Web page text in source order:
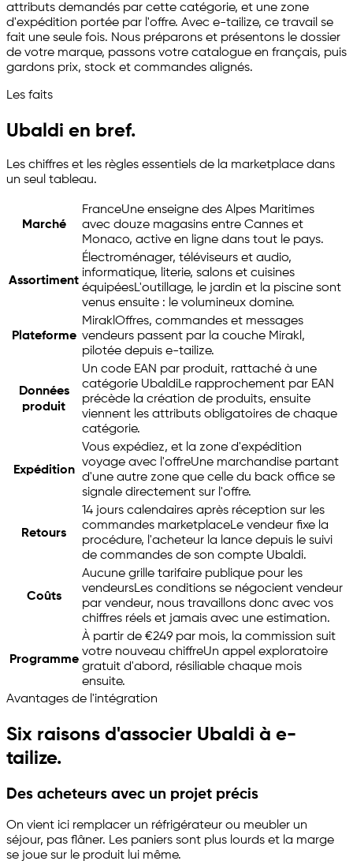
attributs demandés par cette catégorie, et une zone
d'expédition portée par l'offre. Avec e-tailize, ce travail se
fait une seule fois. Nous préparons et présentons le dossier
de votre marque, passons votre catalogue en français, puis
gardons prix, stock et commandes alignés.
Les faits
Ubaldi en bref.
Les chiffres et les règles essentiels de la marketplace dans
un seul tableau.
Marché
FranceUne enseigne des Alpes Maritimes
avec douze magasins entre Cannes et
Monaco, active en ligne dans tout le pays.
Assortiment
Électroménager, téléviseurs et audio,
informatique, literie, salons et cuisines
équipéesL'outillage, le jardin et la piscine sont
venus ensuite : le volumineux domine.
Plateforme
MiraklOffres, commandes et messages
vendeurs passent par la couche Mirakl,
pilotée depuis e-tailize.
Données
produit
Un code EAN par produit, rattaché à une
catégorie UbaldiLe rapprochement par EAN
précède la création de produits, ensuite
viennent les attributs obligatoires de chaque
catégorie.
Expédition
Vous expédiez, et la zone d'expédition
voyage avec l'offreUne marchandise partant
d'une autre zone que celle du back office se
signale directement sur l'offre.
Retours
14 jours calendaires après réception sur les
commandes marketplaceLe vendeur fixe la
procédure, l'acheteur la lance depuis le suivi
de commandes de son compte Ubaldi.
Coûts
Aucune grille tarifaire publique pour les
vendeursLes conditions se négocient vendeur
par vendeur, nous travaillons donc avec vos
chiffres réels et jamais avec une estimation.
Programme
À partir de €249 par mois, la commission suit
votre nouveau chiffreUn appel exploratoire
gratuit d'abord, résiliable chaque mois
ensuite.
Avantages de l'intégration
Six raisons d'associer Ubaldi à e-
tailize.
Des acheteurs avec un projet précis
On vient ici remplacer un réfrigérateur ou meubler un
séjour, pas flâner. Les paniers sont plus lourds et la marge
se joue sur le produit lui même.